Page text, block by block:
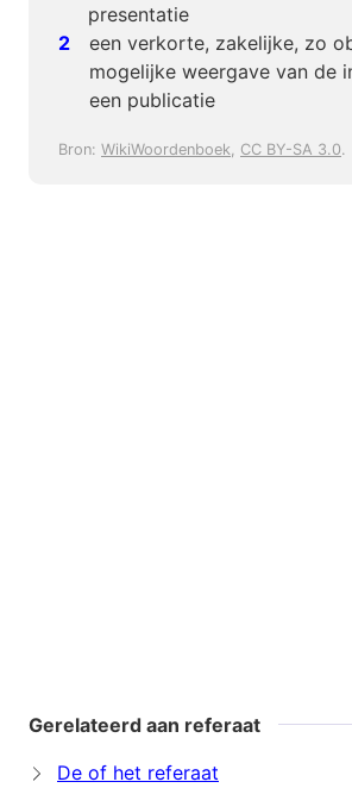
presentatie
een verkorte, zakelijke, zo
mogelijke weergave van de
een publicatie
Bron: WikiWoordenboek, CC BY-SA 3.0.
Gerelateerd aan referaat
De of het referaat